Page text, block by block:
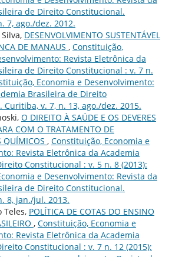
de Direito Constitucional.
7, ago./dez. 2012.
DESENVOLVIMENTO SUSTENTÁVEL
DE MANAUS , Constituição,
Revista Eletrônica da
de Direito Constitucional : v. 7 n.
Economia e Desenvolvimento:
Brasileira de Direito
v. 7, n. 13, ago./dez. 2015.
O DIREITO À SAÚDE E OS DEVERES
COM O TRATAMENTO DE
QUÍMICOS , Constituição, Economia e
Revista Eletrônica da Academia
Constitucional : v. 5 n. 8 (2013):
e Desenvolvimento: Revista da
de Direito Constitucional.
8, jan./jul. 2013.
Teles, POLÍTICA DE COTAS DO ENSINO
, Constituição, Economia e
Revista Eletrônica da Academia
Constitucional : v. 7 n. 12 (2015):